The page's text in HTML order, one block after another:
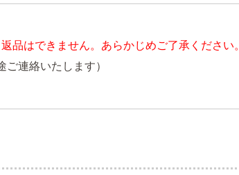
品はできません。あらかじめご了承ください
連絡いたします）